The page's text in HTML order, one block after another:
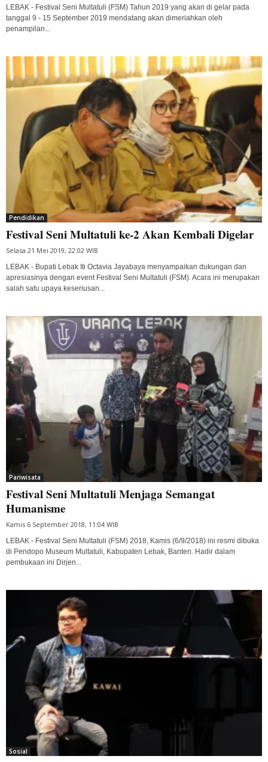
LEBAK - Festival Seni Multatuli (FSM) Tahun 2019 yang akan di gelar pada
tanggal 9 - 15 September 2019 mendatang akan dimeriahkan oleh
penampilan...
Pendidikan
Festival Seni Multatuli ke-2 Akan Kembali Digelar
Selasa 21 Mei 2019, 22:02 WIB
LEBAK - Bupati Lebak Iti Octavia Jayabaya menyampaikan dukungan dan
apresiasinya dengan event Festival Seni Multatuli (FSM). Acara ini merupakan
salah satu upaya keseriusan...
Pariwisata
Festival Seni Multatuli Menjaga Semangat
Humanisme
Kamis 6 September 2018, 11:04 WIB
LEBAK - Festival Seni Multatuli (FSM) 2018, Kamis (6/9/2018) ini resmi dibuka
di Pendopo Museum Multatuli, Kabupaten Lebak, Banten. Hadir dalam
pembukaan ini Dirjen...
Sosial